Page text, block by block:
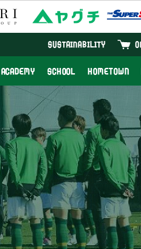
SUSTAINABILITY
ACADEMY SCHOOL HOMETOWN